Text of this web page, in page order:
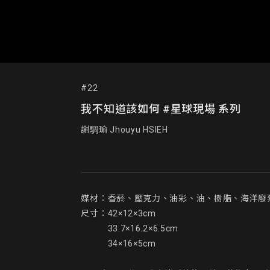
#22
我不知道該如何 #星球現場 系列
謝騆瑜 Jhouyu HSIEH
媒材：香菸、壓克力、油彩、油、樹脂、海洋廢
尺寸：42×12×3cm
33.7×16.2×6.5cm
34×16×5cm